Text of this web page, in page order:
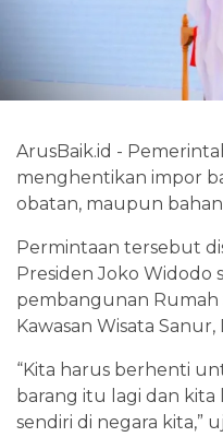
ArusBaik.id -
menghentikan impor
obatan, maupun
Permintaan tersebut
Presiden Joko Widodo
pembangunan Rumah
Kawasan Wisata Sanur,
“Kita harus berhenti
barang itu lagi dan
sendiri di negara kita,”